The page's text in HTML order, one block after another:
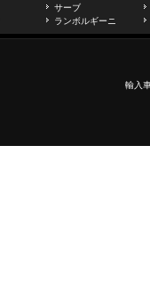
サーブ
ランボルギーニ
輸入